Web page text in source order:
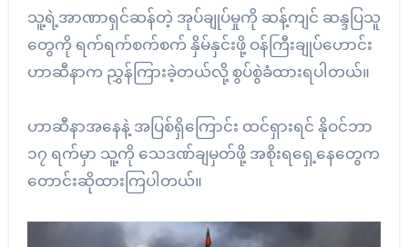
သူ့ရဲ့အာဏာရှင်ဆန်တဲ့ အုပ်ချုပ်မှုကို ဆန့်ကျင် ဆန္ဒပြသူ
တွေကို ရက်ရက်စက်စက် နှိမ်နှင်းဖို့ ဝန်ကြီးချုပ်ဟောင်း
ဟာဆီနာက ညွှန်ကြားခဲ့တယ်လို့ စွပ်စွဲခံထားရပါတယ်။
ဟာဆီနာအနေနဲ့ အပြစ်ရှိကြောင်း ထင်ရှားရင် နိုဝင်ဘာ
၁၇ ရက်မှာ သူ့ကို သေဒဏ်ချမှတ်ဖို့ အစိုးရရှေ့နေတွေက
တောင်းဆိုထားကြပါတယ်။